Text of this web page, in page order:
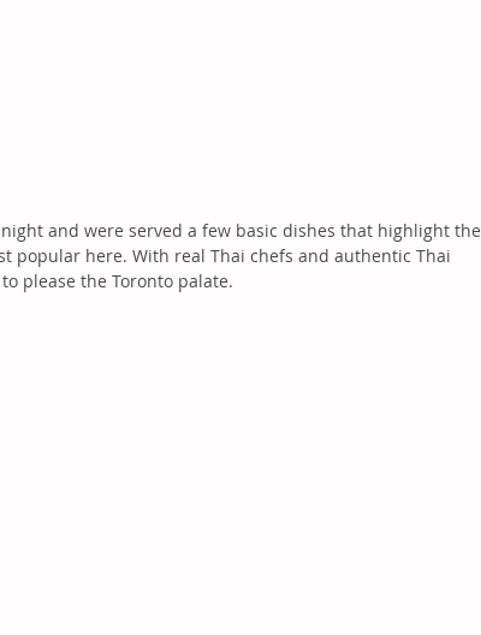
and were served a few basic dishes that highlight the
popular here. With real Thai chefs and authentic Thai
please the Toronto palate.